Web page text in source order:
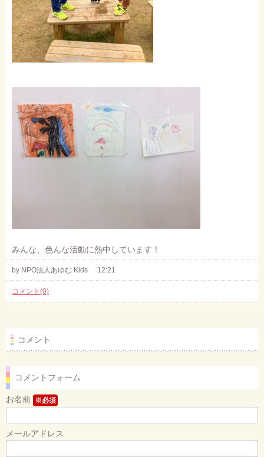
みんな、色んな活動に熱中しています！
by NPO法人あゆむ Kids 12:21
コメント(0)
コメント
コメントフォーム
お名前 ※必須
メールアドレス